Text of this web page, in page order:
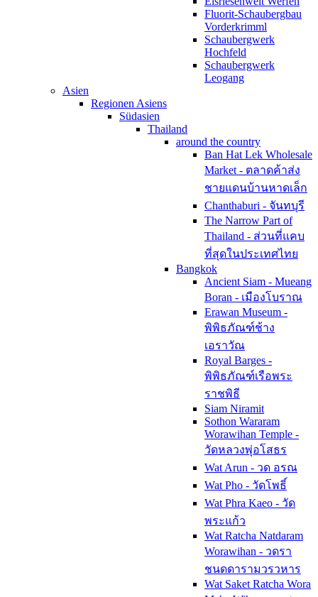
Fluorit-Schaubergbau
Vorderkrimml
Schaubergwerk
Hochfeld
Schaubergwerk
Leogang
Asien
Regionen Asiens
Südasien
Thailand
around the country
Ban Hat Lek Wholesale
Market - ตลาดค้าส่ง
ชายแดนบ้านหาดเล็ก
Chanthaburi - จันทบุรี
The Narrow Part of
Thailand - ส่วนที่แคบ
ที่สุดในประเทศไทย
Bangkok
Ancient Siam - Mueang
Boran - เมืองโบราณ
Erawan Museum -
พิพิธภัณฑ์ช้าง
เอราวัณ
Royal Barges -
พิพิธภัณฑ์เรือพระ
ราชพิธี
Siam Niramit
Sothon Wararam
Worawihan Temple -
วัดหลวงพุ่อโสธร
Wat Arun - วด อรณ
Wat Pho - วัดโพธิ์
Wat Phra Kaeo - วัด
พระแก้ว
Wat Ratcha Natdaram
Worawihan - วดรา
ชนดดารามวรวหาร
Wat Saket Ratcha Wora